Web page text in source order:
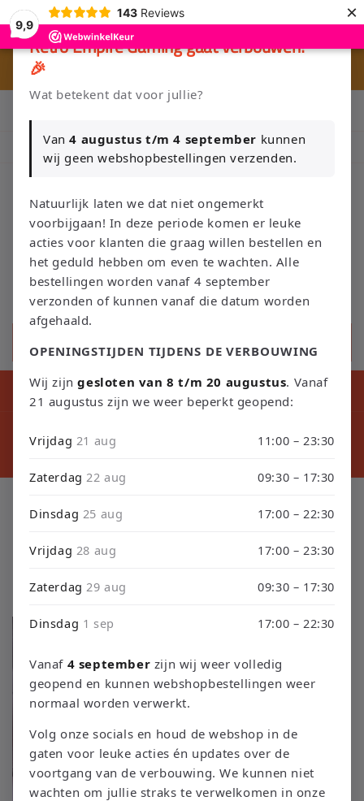
9,9
143 Reviews ×
Meteen
naar de
content
Klik Hier en Verkoop je Game of TCG collectie aan Retro Empire
Nieuw: zoek je Magic-deck automatisch op in onze voorraad.
Winkelwagen
Kortingscode tijdens ons verbouwing10% Korting op Games en
Consoles : Verbouwing2026
⚠️ PLEASE NOTE: Orders placed from August 4 through
September 3 will be shipped on September 4 due to our
l
c
e
Playstation 2 Controller's
Filteren en sorteren 3 producten
Retro Empire Gaming gaat verbouwen!
🎉
Wat betekent dat voor jullie?
Van4 augustus t/m 4 september kunnen
wij geen webshopbestellingen verzenden.
Natuurlijk laten we dat niet ongemerkt
voorbijgaan! In deze periode komen er leuke
acties voor klanten die graag willen bestellen en
het geduld hebben om even te wachten. Alle
bestellingen worden vanaf 4 september
verzonden of kunnen vanaf die datum worden
afgehaald.
OPENINGSTIJDEN TIJDENS DE VERBOUWING
Wij zijngesloten van 8 t/m 20 augustus. Vanaf
21 augustus zijn we weer beperkt geopend:
Vrijdag 21 aug 11:00 – 23:30
Zaterdag22 aug 09:30 – 17:30
Dinsdag 25 aug 17:00 – 22:30
Vrijdag 28 aug 17:00 – 23:30
Zaterdag29 aug 09:30 – 17:30
Dinsdag 1 sep 17:00 – 22:30
Vanaf 4 september zijn wij weer volledig
geopend en kunnen webshopbestellingen weer
normaal worden verwerkt.
Volg onze socials en houd de webshop in de
gaten voor leuke acties én updates over de
voortgang van de verbouwing. We kunnen niet
wachten om jullie straks te verwelkomen in onze